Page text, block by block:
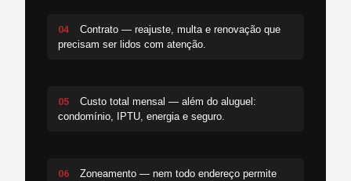
04
Contrato — reajuste, multa e renovação que
precisam ser lidos com atenção.
05
Custo total mensal — além do aluguel:
condomínio, IPTU, energia e seguro.
06
Zoneamento — nem todo endereço permite